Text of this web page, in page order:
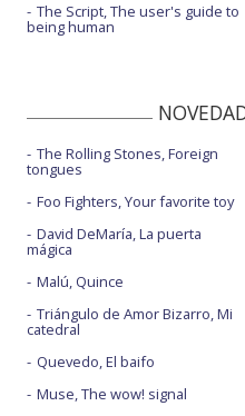
The Script, The user's guide to
being human
The Rolling Stones, Foreign
tongues
Foo Fighters, Your favorite toy
David DeMaría, La puerta
mágica
Malú, Quince
Triángulo de Amor Bizarro, Mi
catedral
Quevedo, El baifo
Muse, The wow! signal